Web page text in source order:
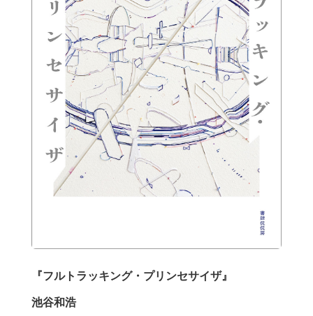
『フルトラッキング・プリンセサイザ』
池谷和浩